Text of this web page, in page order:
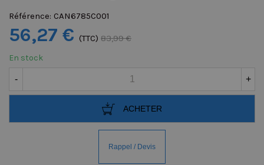
Référence: CAN6785C001
56,27 € (TTC) 83,99 €
En stock
- +
ACHETER